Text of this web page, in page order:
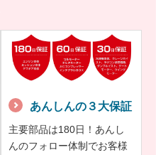
あんしんの３大保証
主要部品は180日！あんし
んのフォロー体制でお客様